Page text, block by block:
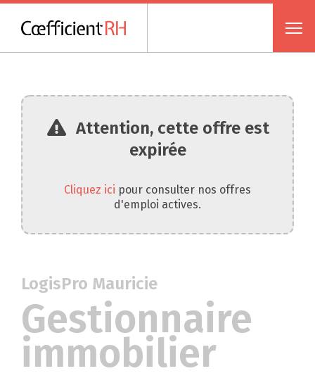
Attention, cette offre est
expirée
Cliquez ici pour consulter nos offres
d'emploi actives.
LogisPro Mauricie
Gestionnaire
immobilier